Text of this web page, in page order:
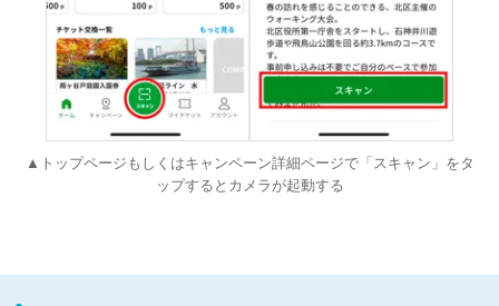
▲トップページもしくはキャンペーン詳細ページで「スキャン」をタ
ップするとカメラが起動する